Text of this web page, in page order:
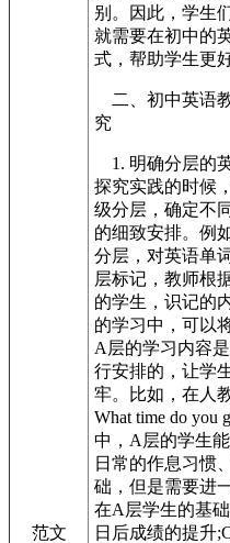
范文
别。因此，学生
就需要在初中的
式，帮助学生更
二、初中英语
究
1. 明确分层的
探究实践的时候
级分层，确定不
的细致安排。例
分层，对英语单
层标记，教师根
的学生，识记的
的学习中，可以
A层的学习内容
行安排的，让学
牢。比如，在人
What time do you
中，A层的学生
日常的作息习惯
础，但是需要进
在A层学生的基
日后成绩的提升